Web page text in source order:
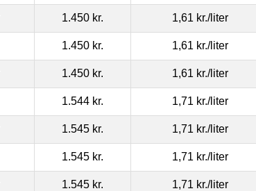
1.450 kr. 1,61 kr./liter
1.450 kr. 1,61 kr./liter
1.450 kr. 1,61 kr./liter
1.544 kr. 1,71 kr./liter
1.545 kr. 1,71 kr./liter
1.545 kr. 1,71 kr./liter
1.545 kr. 1,71 kr./liter